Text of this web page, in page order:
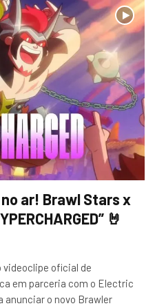
ar! Brawl Stars x
🤘
videoclipe oficial de
em parceria com o Electric
anunciar o novo Brawler